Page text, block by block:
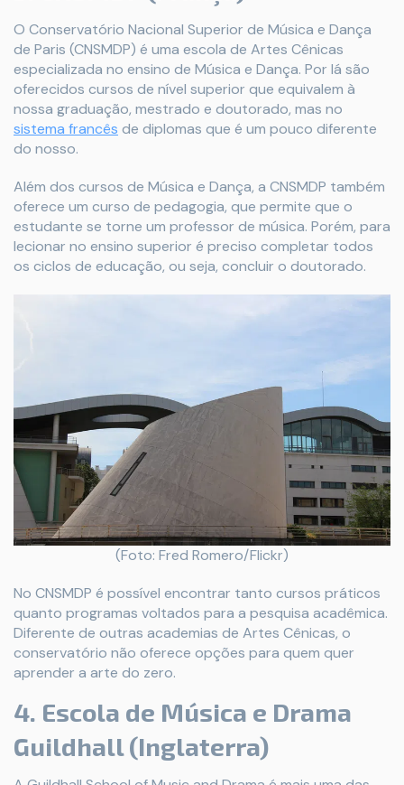
O Conservatório Nacional Superior de Música e Dança
de Paris (CNSMDP) é uma escola de Artes Cênicas
especializada no ensino de Música e Dança. Por lá são
oferecidos cursos de nível superior que equivalem à
nossa graduação, mestrado e doutorado, mas no
sistema francês de diplomas que é um pouco diferente
do nosso.
Além dos cursos de Música e Dança, a CNSMDP também
oferece um curso de pedagogia, que permite que o
estudante se torne um professor de música. Porém, para
lecionar no ensino superior é preciso completar todos
os ciclos de educação, ou seja, concluir o doutorado.
(Foto: Fred Romero/Flickr)
No CNSMDP é possível encontrar tanto cursos práticos
quanto programas voltados para a pesquisa acadêmica.
Diferente de outras academias de Artes Cênicas, o
conservatório não oferece opções para quem quer
aprender a arte do zero.
4. Escola de Música e Drama
Guildhall (Inglaterra)